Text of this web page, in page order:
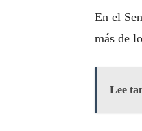
En el
más de
Lee